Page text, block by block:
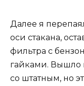
Далее я
оси стакана,
фильтра с
гайками. Вышло
со штатным, но